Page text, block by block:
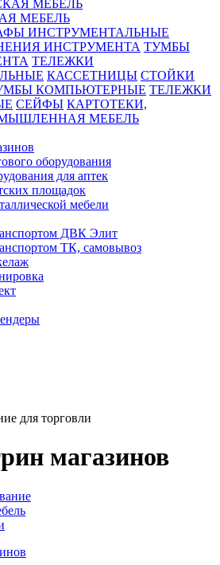
МЕБЕЛЬ
ИНСТРУМЕНТАЛЬНЫЕ
ИНСТРУМЕНТА ТУМБЫ
ТЕЛЕЖКИ
КАССЕТНИЦЫ СТОЙКИ
КОМПЬЮТЕРНЫЕ ТЕЛЕЖКИ
СЕЙФЫ КАРТОТЕКИ,
МЕБЕЛЬ
оборудования
для аптек
площадок
мебели
ДВК Элит
ТК, самовывоз
для торговли
магазинов